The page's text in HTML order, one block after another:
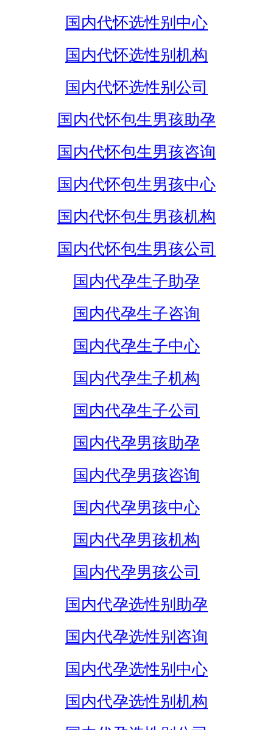
国内代怀选性别中心
国内代怀选性别机构
国内代怀选性别公司
国内代怀包生男孩助孕
国内代怀包生男孩咨询
国内代怀包生男孩中心
国内代怀包生男孩机构
国内代怀包生男孩公司
国内代孕生子助孕
国内代孕生子咨询
国内代孕生子中心
国内代孕生子机构
国内代孕生子公司
国内代孕男孩助孕
国内代孕男孩咨询
国内代孕男孩中心
国内代孕男孩机构
国内代孕男孩公司
国内代孕选性别助孕
国内代孕选性别咨询
国内代孕选性别中心
国内代孕选性别机构